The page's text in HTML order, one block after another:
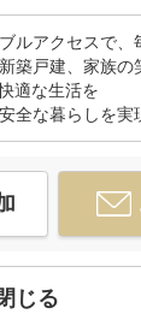
ルアクセスで、
築戸建、家族の
適な生活を
全な暮らしを実
じる